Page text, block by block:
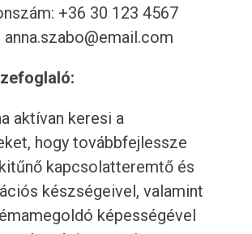
+36 30 123 4567
anna.szabo@email.com
aktívan keresi a
hogy továbbfejlessze
kapcsolatteremtő és
készségeivel, valamint
képességével